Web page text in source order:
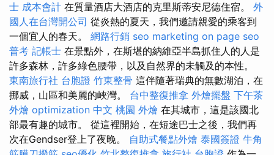
士 成本會計 在質量酒店大酒店的克里斯蒂安尼德住宿。 外
國人在台灣開公司 從炎熱的夏天，我們邀請親愛的乘客到
一個宜人的春天。 網路行銷 seo marketing on page seo
普考 記帳士 在景點外，在斯堪的納維亞半島抓住人的人是
許多森林，許多綠色腰帶，以及自然界的未觸及的本性。
東南旅行社 台胞證 竹東整骨 這伴隨著瑞典的無數湖泊，在
挪威，山區和美麗的峽灣。 台中整復推拿 外燴擺盤 下午茶
外燴 optimization 中文 桃園 外燴 在其城市，這是該國北
部最有趣的城市。 從這裡開始，在短途巴士之後，我們再
次在Gendser登上了夜晚。 自助式餐點外燴 泰國簽證 牛角